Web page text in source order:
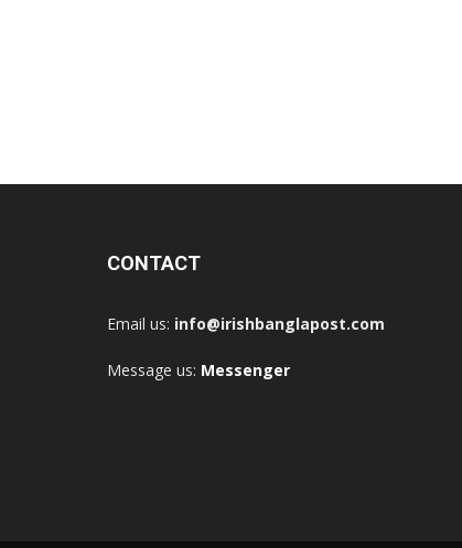
CONTACT
Email us: info@irishbanglapost.com
Message us: Messenger